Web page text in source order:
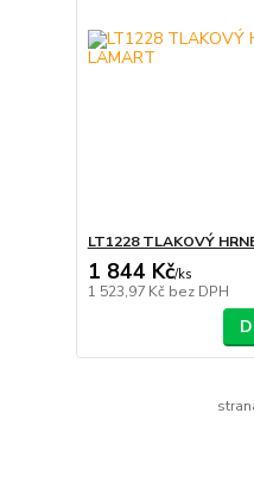
LT1228 TLAKOVÝ
1 844 Kč/ks
1 523,97 Kč bez DPH